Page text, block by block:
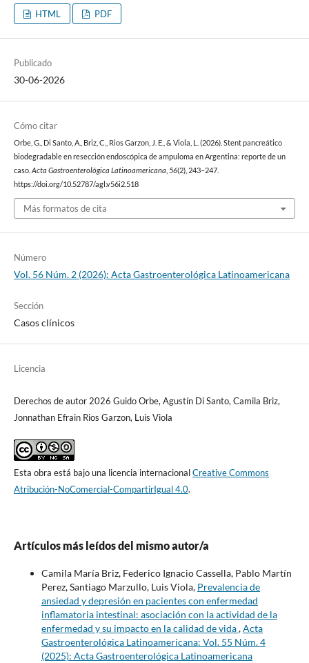
HTML PDF
Publicado
30-06-2026
Cómo citar
Orbe, G., Di Santo, A., Briz, C., Rios Garzon, J. E., & Viola, L. (2026). Stent pancreático
biodegradable en resección endoscópica de ampuloma en Argentina: reporte de un
caso. Acta Gastroenterológica Latinoamericana 56(2), 243–247.
https://doi.org/10.52787/agl.v56i2.518
Más formatos de cita
Número
Vol. 56 Núm. 2 (2026): Acta Gastroenterológica Latinoamericana
Sección
Casos clínicos
Licencia
Derechos de autor 2026 Guido Orbe, Agustín Di Santo, Camila Briz,
Jonnathan Efrain Rios Garzon, Luis Viola
Esta obra está bajo una licencia internacionalCreative Commons
Atribución-NoComercial-CompartirIgual 4.0.
Artículos más leídos del mismo autor/a
Camila María Briz, Federico Ignacio Cassella, Pablo Martín
Perez, Santiago Marzullo, Luis Viola, Prevalencia de
ansiedad y depresión en pacientes con enfermedad
inflamatoria intestinal: asociación con la actividad de la
enfermedad y su impacto en la calidad de vida,Acta
Gastroenterológica Latinoamericana: Vol. 55 Núm. 4
(2025): Acta Gastroenterológica Latinoamericana